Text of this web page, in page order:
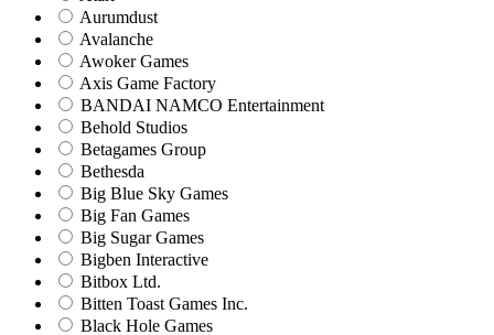
Aurumdust
Avalanche
Awoker Games
Axis Game Factory
BANDAI NAMCO Entertainment
Behold Studios
Betagames Group
Bethesda
Big Blue Sky Games
Big Fan Games
Big Sugar Games
Bigben Interactive
Bitbox Ltd.
Bitten Toast Games Inc.
Black Hole Games